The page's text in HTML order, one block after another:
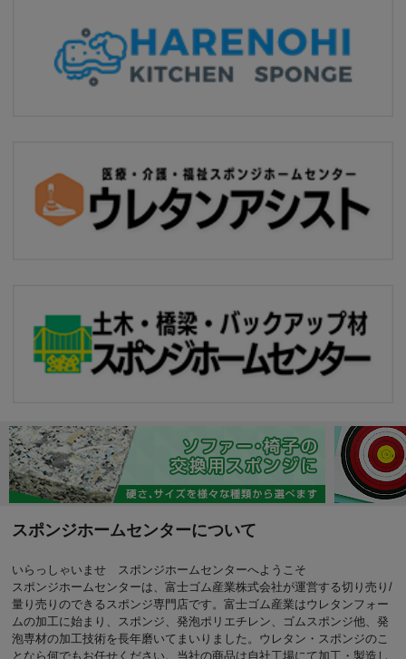
スポンジホームセンターについて
いらっしゃいませ スポンジホームセンターへようこそ
スポンジホームセンターは、富士ゴム産業株式会社が運営する切り売り/
量り売りのできるスポンジ専門店です。富士ゴム産業はウレタンフォー
ムの加工に始まり、スポンジ、発泡ポリエチレン、ゴムスポンジ他、発
泡専材の加工技術を長年磨いてまいりました。ウレタン・スポンジのこ
となら何でもお任せください。当社の商品は自社工場にて加工・製造し